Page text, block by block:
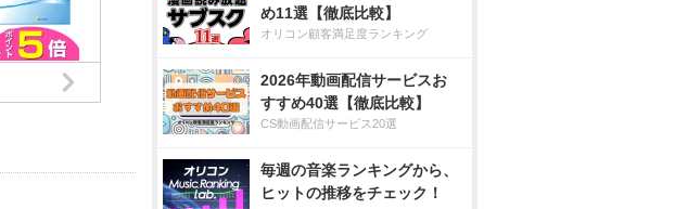
め11選【徹底比較】
オリコン顧客満足度ランキング
2026年動画配信サービスお
すすめ40選【徹底比較】
CS動画配信サービス20選
毎週の音楽ランキングから、
ヒットの推移をチェック！